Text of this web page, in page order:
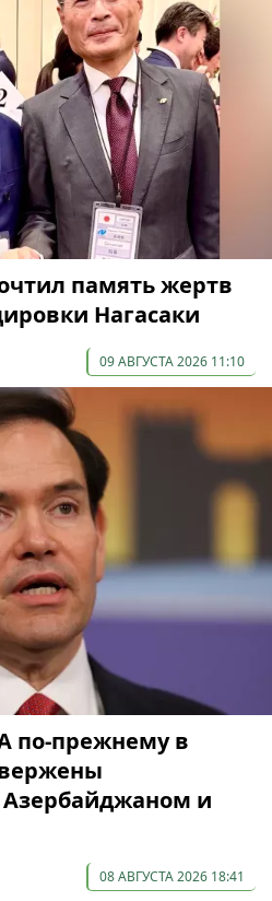
память жертв
Нагасаки
09 АВГУСТА 2026 11:10
по-прежнему в
Азербайджаном и
08 АВГУСТА 2026 18:41